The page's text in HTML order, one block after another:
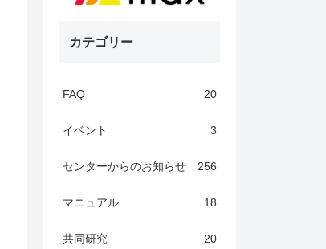
カテゴリー
FAQ 20
イベント 3
センターからのお知らせ 256
マニュアル 18
共同研究 20